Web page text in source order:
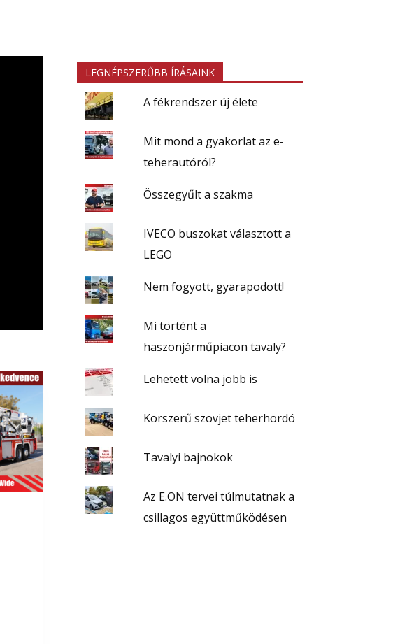
LEGNÉPSZERŰBB ÍRÁSAINK
A fékrendszer új élete
Mit mond a gyakorlat az e-
teherautóról?
Összegyűlt a szakma
IVECO buszokat választott a
LEGO
Nem fogyott, gyarapodott!
Mi történt a
haszonjárműpiacon tavaly?
Lehetett volna jobb is
Korszerű szovjet teherhordó
Tavalyi bajnokok
Az E.ON tervei túlmutatnak a
csillagos együttműködésen